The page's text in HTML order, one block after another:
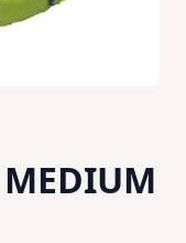
MEDIUM